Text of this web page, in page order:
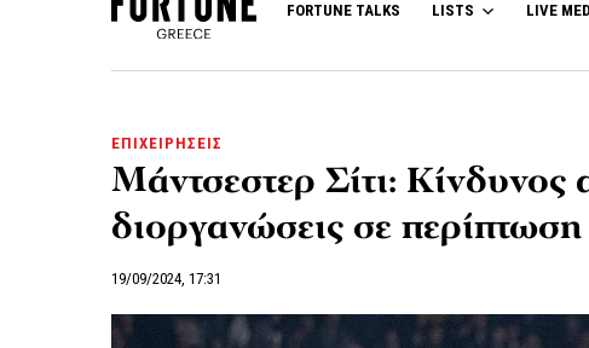
FORTUNE TALKS LISTS LIVE
ΕΠΙΧΕΙΡΗΣΕΙΣ
Μάντσεστερ Σίτι: Κίνδυνος
διοργανώσεις σε
19/09/2024, 17:31